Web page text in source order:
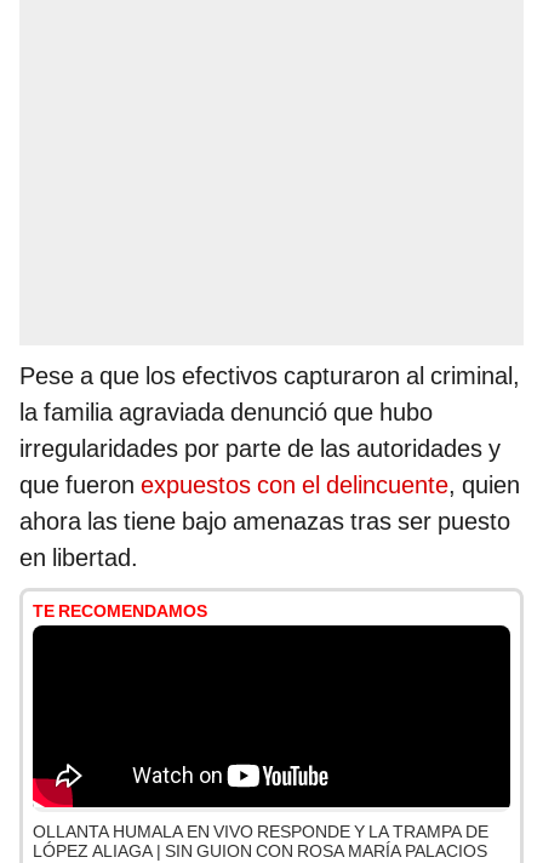
Pese a que los efectivos capturaron al criminal,
la familia agraviada denunció que hubo
irregularidades por parte de las autoridades y
que fueron expuestos con el delincuente, quien
ahora las tiene bajo amenazas tras ser puesto
en libertad.
TE RECOMENDAMOS
OLLANTA HUMALA EN VIVO RESPONDE Y LA TRAMPA DE
LÓPEZ ALIAGA | SIN GUION CON ROSA MARÍA PALACIOS